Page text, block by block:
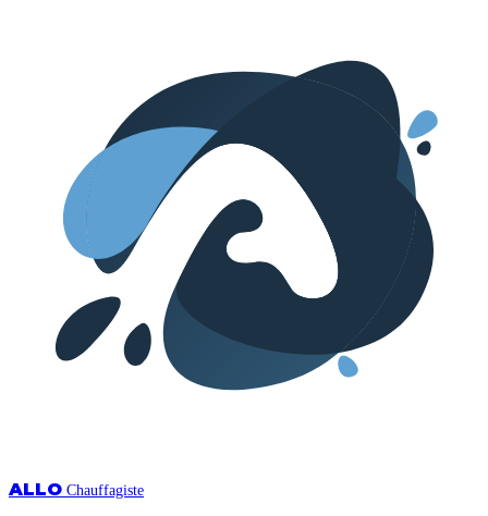
ALLO Chauffagiste